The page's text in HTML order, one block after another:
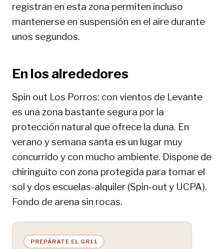
registran en esta zona permiten incluso
mantenerse en suspensión en el aire durante
unos segundos.
En los alrededores
Spin out Los Porros: con vientos de Levante
es una zona bastante segura por la
protección natural que ofrece la duna. En
verano y semana santa es un lugar muy
concurrido y con mucho ambiente. Dispone de
chiringuito con zona protegida para tomar el
sol y dos escuelas-alquiler (Spin-out y UCPA).
Fondo de arena sin rocas.
PREPÁRATE EL GR11